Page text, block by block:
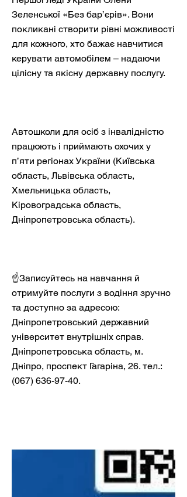
Зеленської «Без бар’єрів». Вони
покликані створити рівні можливості
для кожного, хто бажає навчитися
керувати автомобілем – надаючи
цілісну та якісну державну послугу.
Автошколи для осіб з інвалідністю
працюють і приймають охочих у
п’яти регіонах України (Київська
область, Львівська область,
Хмельницька область,
Кіровоградська область,
Дніпропетровська область).
☝️Записуйтесь на навчання й
отримуйте послуги з водіння зручно
та доступно за адресою:
Дніпропетровський державний
університет внутрішніх справ.
Дніпропетровська область, м.
Дніпро, проспект Гагаріна, 26. тел.:
(067) 636-97-40.